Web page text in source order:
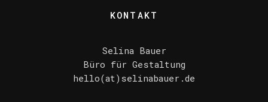
KONTAKT
Selina Bauer
Büro für Gestaltung
hello(at)selinabauer.de